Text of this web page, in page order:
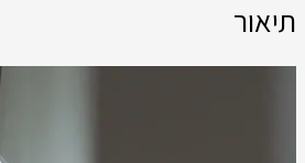
תיאור